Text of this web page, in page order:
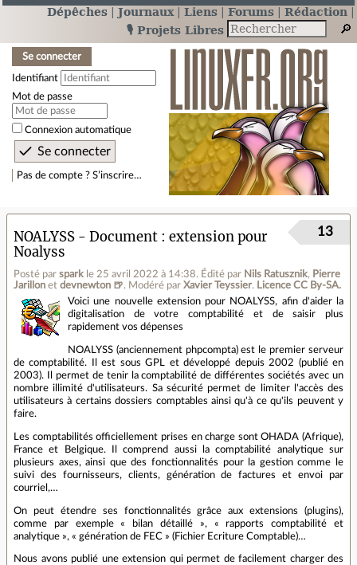
Dépêches Journaux Liens Forums
Rédaction
🎙️ Projets Libres
Se connecter
Identifiant
Mot de passe
Connexion automatique
Pas de compte ? S’inscrire…
NOALYSS - Document : extension pour
Noalyss
Posté par spark le 25 avril 2022 à 14:38. Édité par Nils Ratusznik, Pierre
Jarillon et devnewton 🍺. Modéré par Xavier Teyssier. Licence CC By‑SA.
13
Voici une nouvelle extension pour NOALYSS, afin d'aider la
digitalisation de votre comptabilité et de saisir plus
rapidement vos dépenses
NOALYSS (anciennement phpcompta) est le premier serveur
de comptabilité. Il est sous GPL et développé depuis 2002 (publié en
2003). Il permet de tenir la comptabilité de différentes sociétés avec un
nombre illimité d'utilisateurs. Sa sécurité permet de limiter l'accès des
utilisateurs à certains dossiers comptables ainsi qu'à ce qu'ils peuvent y
faire.
Les comptabilités officiellement prises en charge sont OHADA (Afrique),
France et Belgique. Il comprend aussi la comptabilité analytique sur
plusieurs axes, ainsi que des fonctionnalités pour la gestion comme le
suivi des fournisseurs, clients, génération de factures et envoi par
courriel,…
On peut étendre ses fonctionnalités grâce aux extensions (plugins),
comme par exemple « bilan détaillé », « rapports comptabilité et
analytique », « génération de FEC » (Fichier Ecriture Comptable)…
Nous avons publié une extension qui permet de facilement charger des